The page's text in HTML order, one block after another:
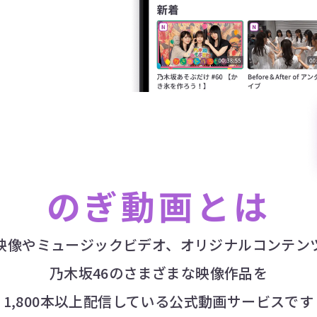
のぎ動画とは
像やミュージックビデオ、オリジナルコンテン
乃木坂46のさまざまな映像作品を
1,800本以上配信している公式動画サービスです